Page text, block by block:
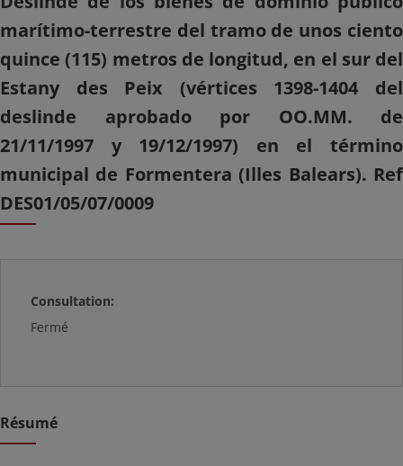
marítimo-terrestre del tramo de unos ciento
quince (115) metros de longitud, en el sur del
Estany des Peix (vértices 1398-1404 del
deslinde aprobado por OO.MM. de
21/11/1997 y 19/12/1997) en el término
municipal de Formentera (Illes Balears). Ref
DES01/05/07/0009
Consultation:
Fermé
Résumé